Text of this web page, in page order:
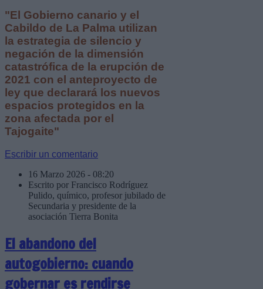
"El Gobierno canario y el
Cabildo de La Palma utilizan
la estrategia de silencio y
negación de la dimensión
catastrófica de la erupción de
2021 con el anteproyecto de
ley que declarará los nuevos
espacios protegidos en la
zona afectada por el
Tajogaite"
Escribir un comentario
16 Marzo 2026 - 08:20
Escrito por Francisco Rodríguez
Pulido, químico, profesor jubilado de
Secundaria y presidente de la
asociación Tierra Bonita
El abandono del
autogobierno: cuando
gobernar es rendirse